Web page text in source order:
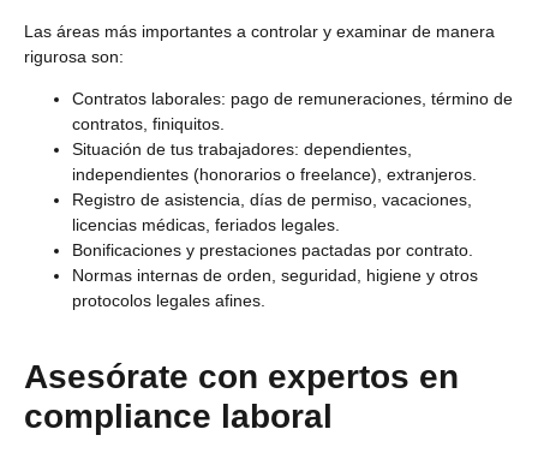
Las áreas más importantes a controlar y examinar de manera
rigurosa son:
Contratos laborales: pago de remuneraciones, término de
contratos, finiquitos.
Situación de tus trabajadores: dependientes,
independientes (honorarios o freelance), extranjeros.
Registro de asistencia, días de permiso, vacaciones,
licencias médicas, feriados legales.
Bonificaciones y prestaciones pactadas por contrato.
Normas internas de orden, seguridad, higiene y otros
protocolos legales afines.
Asesórate con expertos en
compliance laboral